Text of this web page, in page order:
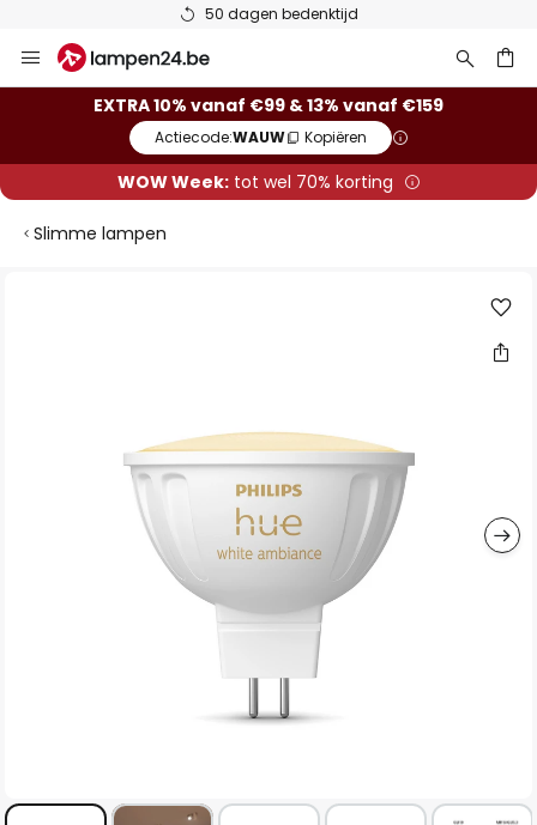
50 dagen bedenktijd
naar
EXTRA 10% vanaf €99 & 13% vanaf €159
Actiecode:WAUW Kopiëren
WOW Week:tot wel 70% korting
Slimme lampen
afbeeldingen-